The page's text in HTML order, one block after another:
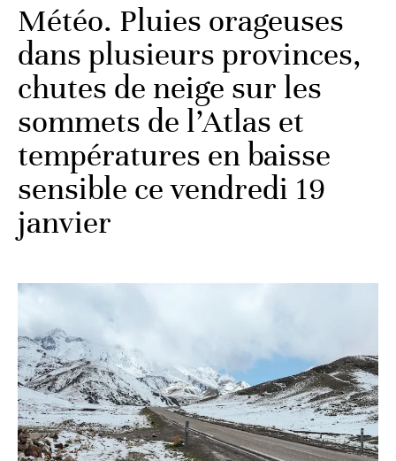
Météo. Pluies orageuses
dans plusieurs provinces,
chutes de neige sur les
sommets de l’Atlas et
températures en baisse
sensible ce vendredi 19
janvier